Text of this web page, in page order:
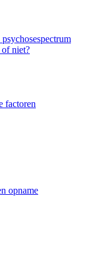
niet?
factoren
opname